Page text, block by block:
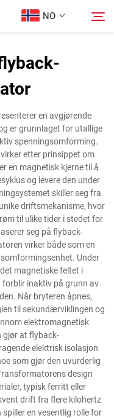
NO
en avgjørende
er grunnlaget for utallige
spenningsomforming.
etter prinsippet om
en magnetisk kjerne til å
og levere den under
skiller seg fra
driftsmekanisme, hvor
til ulike tider i stedet for
seg på flyback-
virker både som en
Under
magnetiske feltet i
inaktiv på grunn av
Når bryteren åpnes,
til sekundærviklingen og
elektromagnetisk
gjør at flyback-
elektrisk isolasjon
som gjør den uvurderlig
design
typisk ferritt eller
drift fra flere kilohertz
en vesentlig rolle for